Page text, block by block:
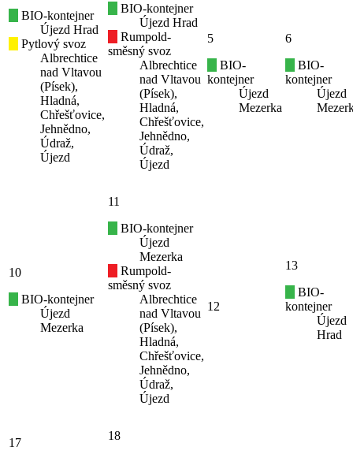
BIO-kontejner
Újezd Hrad
Pytlový svoz
Albrechtice
nad Vltavou
(Písek),
Hladná,
Chřešťovice,
Jehnědno,
Údraž,
Újezd
BIO-kontejner
Újezd Hrad
Rumpold-
směsný svoz
Albrechtice
nad Vltavou
(Písek),
Hladná,
Chřešťovice,
Jehnědno,
Údraž,
Újezd
5
BIO-
kontejner
Újezd
Mezerka
6
BIO-
kontejner
Újezd
10
BIO-kontejner
Újezd
Mezerka
11
BIO-kontejner
Újezd
Mezerka
Rumpold-
směsný svoz
Albrechtice
nad Vltavou
(Písek),
Hladná,
Chřešťovice,
Jehnědno,
Údraž,
Újezd
12
13
BIO-
kontejner
Újezd
Hrad
17
18